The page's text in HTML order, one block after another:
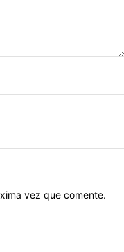
vez que comente.